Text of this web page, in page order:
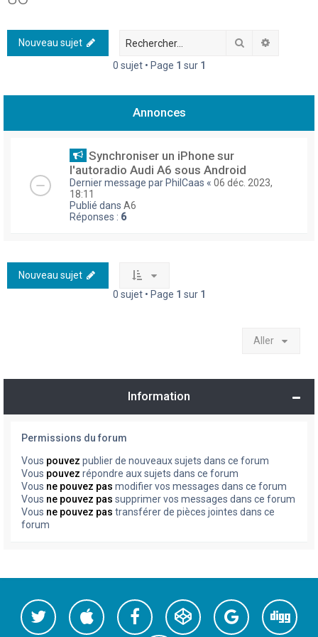
h
r
Nouveau sujet Rechercher
0 sujet • Page 1 sur 1
Annonces
Synchroniser un iPhone sur
l'autoradio Audi A6 sous Android
Dernier message par PhilCaas « 06 déc. 2023,
18:11
Publié dans A6
Réponses : 6
Nouveau sujet
0 sujet • Page 1 sur 1
Aller
Information
Permissions du forum
Vous pouvez publier de nouveaux sujets dans ce forum
Vous pouvez répondre aux sujets dans ce forum
Vous ne pouvez pas modifier vos messages dans ce forum
Vous ne pouvez pas supprimer vos messages dans ce forum
Vous ne pouvez pas transférer de pièces jointes dans ce
forum